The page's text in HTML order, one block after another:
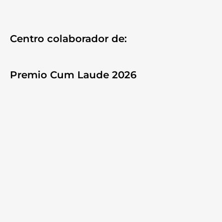
Centro colaborador de:
Premio Cum Laude 2026